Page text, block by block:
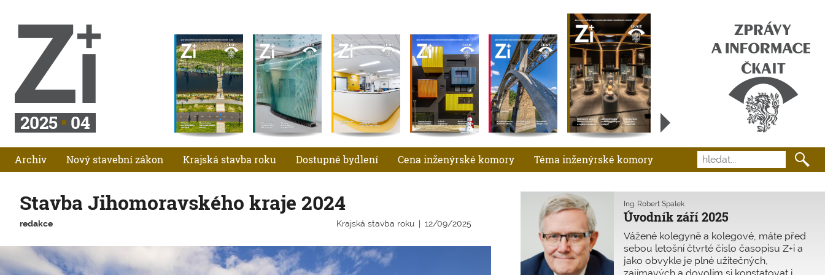
2025 04
Archiv Nový stavební zákon Krajská stavba roku Dostupné bydlení Cena inženýrské komory Téma inženýrské komory
Stavba Jihomoravského kraje 2024
redakce 12/09/2025
Krajská stavba roku Úvodník září 2025
Ing. Robert Špalek
Vážené kolegyně a kolegové, máte před
sebou letošní čtvrté číslo časopisu Z+i a
jako obvykle je plné užitečných,